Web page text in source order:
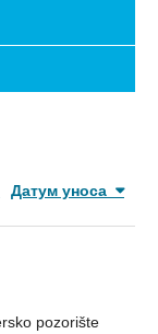
Датум уноса
pozorište